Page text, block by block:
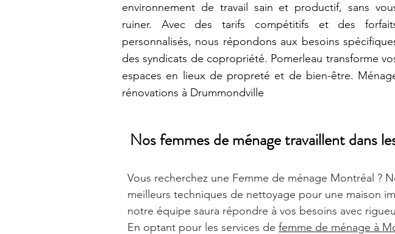
environnement de travail sain et productif, sans
ruiner. Avec des tarifs compétitifs et des
personnalisés, nous répondons aux besoins
des syndicats de copropriété. Pomerleau transforme
espaces en lieux de propreté et de bien-être.
rénovations à Drummondville
Nos femmes de ménage travaillent dans
Vous recherchez une Femme de ménage Montréal ?
meilleurs techniques de nettoyage pour une maison
notre équipe saura répondre à vos besoins avec
En optant pour les services de femme de ménage à